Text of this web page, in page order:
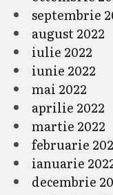
septembrie
august 2022
iulie 2022
iunie 2022
mai 2022
aprilie 2022
martie 2022
februarie
ianuarie
decembrie